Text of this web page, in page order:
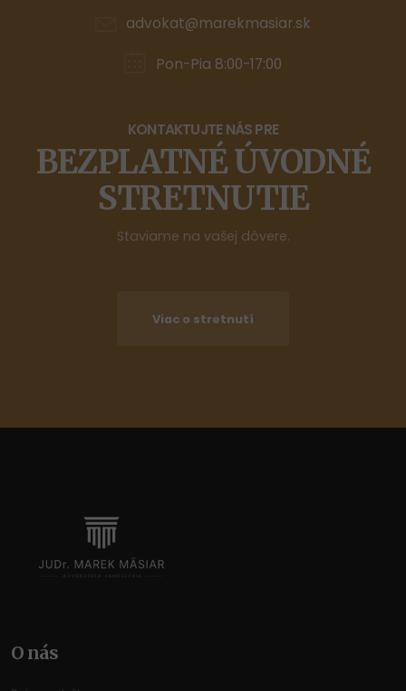
advokat@marekmasiar.sk
Pon-Pia 8:00-17:00
KONTAKTUJTE NÁS PRE
BEZPLATNÉ ÚVODNÉ
STRETNUTIE
Staviame na vašej dôvere.
Viac o stretnutí
O nás